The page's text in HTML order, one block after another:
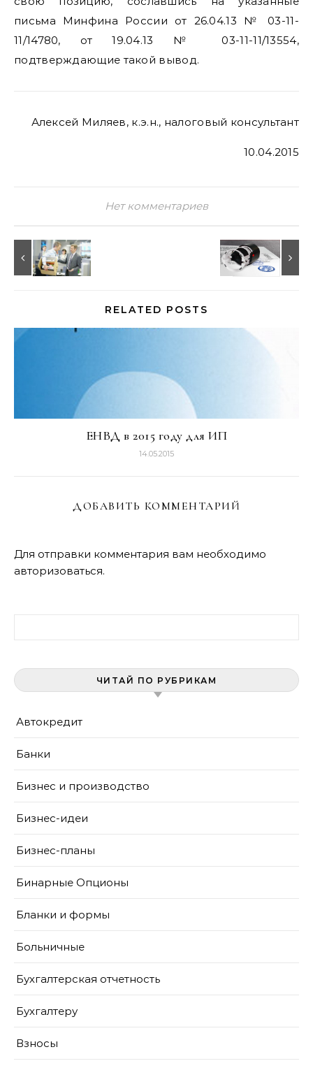
письма Минфина России от 26.04.13 № 03-11-
11/14780, от 19.04.13 № 03-11-11/13554,
подтверждающие такой вывод.
Алексей Миляев, к.э.н., налоговый консультант
10.04.2015
Нет комментариев
RELATED POSTS
ЕНВД в 2015 году для ИП
14.05.2015
ДОБАВИТЬ КОММЕНТАРИЙ
Для отправки комментария вам необходимо
авторизоваться.
ЧИТАЙ ПО РУБРИКАМ
Автокредит
Банки
Бизнес и производство
Бизнес-идеи
Бизнес-планы
Бинарные Опционы
Бланки и формы
Больничные
Бухгалтерская отчетность
Бухгалтеру
Взносы